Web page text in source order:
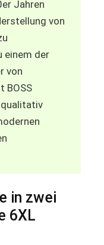
Jahren
von
einem der
von
BOSS
in zwei
6XL